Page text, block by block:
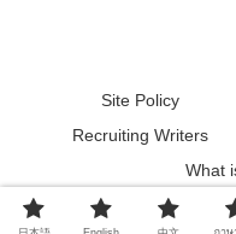
Site Policy
Recruiting Writers
What
©